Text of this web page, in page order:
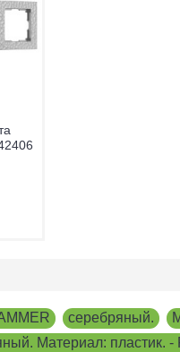
серебряный.
Материал: пластик. -